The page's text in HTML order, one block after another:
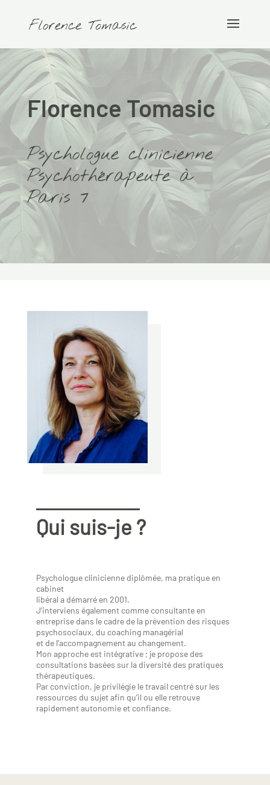
Florence Tomasic
Psychologue clinicienne
Psychothérapeute à
Paris 7
Qui suis-je ?
Psychologue clinicienne diplômée, ma pratique en
cabinet
libéral a démarré en 2001.
J’interviens également comme consultante en
entreprise dans le cadre de la prévention des risques
psychosociaux, du coaching managérial
et de l’accompagnement au changement.
Mon approche est intégrative ; je propose des
consultations basées sur la diversité des pratiques
thérapeutiques.
Par conviction, je privilégie le travail centré sur les
ressources du sujet afin qu’il ou elle retrouve
rapidement autonomie et confiance.